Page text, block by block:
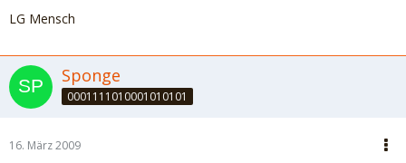
LG Mensch
Sponge
0001111010001010101
16. März 2009